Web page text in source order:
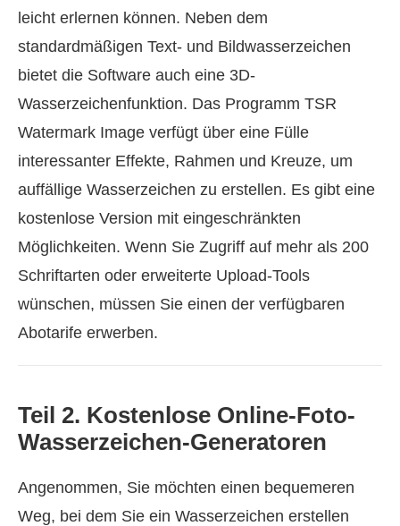
leicht erlernen können. Neben dem
standardmäßigen Text- und Bildwasserzeichen
bietet die Software auch eine 3D-
Wasserzeichenfunktion. Das Programm TSR
Watermark Image verfügt über eine Fülle
interessanter Effekte, Rahmen und Kreuze, um
auffällige Wasserzeichen zu erstellen. Es gibt eine
kostenlose Version mit eingeschränkten
Möglichkeiten. Wenn Sie Zugriff auf mehr als 200
Schriftarten oder erweiterte Upload-Tools
wünschen, müssen Sie einen der verfügbaren
Abotarife erwerben.
Teil 2. Kostenlose Online-Foto-
Wasserzeichen-Generatoren
Angenommen, Sie möchten einen bequemeren
Weg, bei dem Sie ein Wasserzeichen erstellen